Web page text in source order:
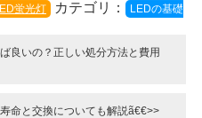
蛍光灯 カテゴリ：
LEDの基礎
良いの？正しい処分方法と費用
命と交換についても解説